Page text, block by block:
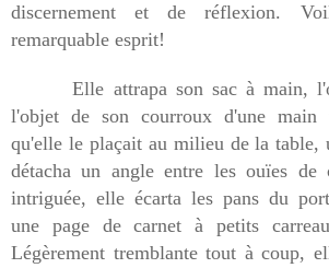
discernement et de réflexion.
remarquable esprit!
Elle attrapa son sac à main,
l'objet de son courroux d'une main
qu'elle le plaçait au milieu de la table,
détacha un angle entre les ouïes de
intriguée, elle écarta les pans du
une page de carnet à petits
Légèrement tremblante tout à coup,